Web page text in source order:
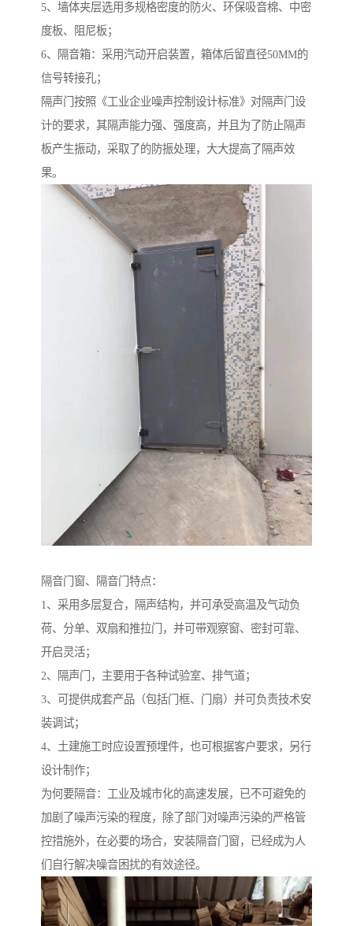
5、墙体夹层选用多规格密度的防火、环保吸音棉、中密
度板、阻尼板；
6、隔音箱：采用汽动开启装置，箱体后留直径50MM的
信号转接孔；
隔声门按照《工业企业噪声控制设计标准》对隔声门设
计的要求，其隔声能力强、强度高，并且为了防止隔声
板产生振动，采取了的防振处理，大大提高了隔声效
果。
隔音门窗、隔音门特点：
1、采用多层复合，隔声结构，并可承受高温及气动负
荷、分单、双扇和推拉门，并可带观察窗、密封可靠、
开启灵活；
2、隔声门，主要用于各种试验室、排气道；
3、可提供成套产品（包括门框、门扇）并可负责技术安
装调试；
4、土建施工时应设置预埋件，也可根据客户要求，另行
设计制作；
为何要隔音：工业及城市化的高速发展，已不可避免的
加剧了噪声污染的程度，除了部门对噪声污染的严格管
控措施外，在必要的场合，安装隔音门窗，已经成为人
们自行解决噪音困扰的有效途径。